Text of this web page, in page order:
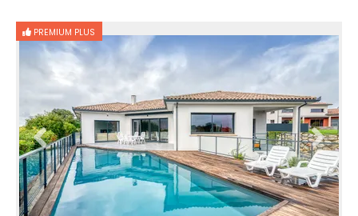
PREMIUM PLUS